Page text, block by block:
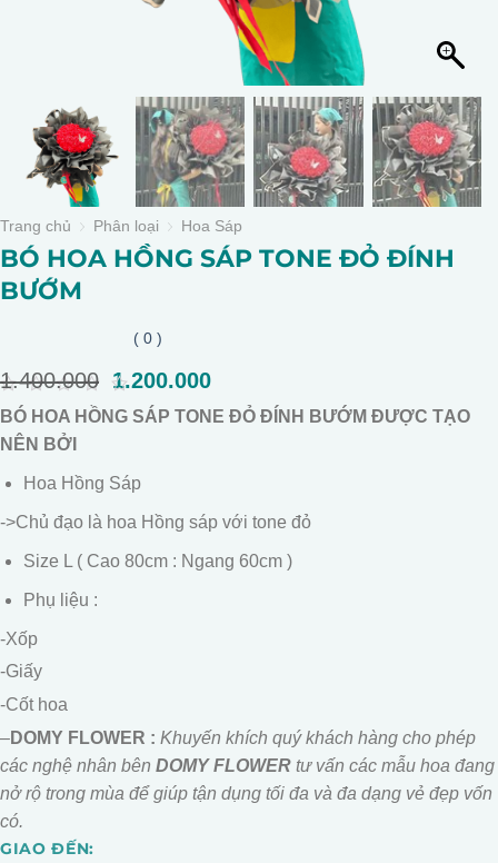
Trang chủ Phân loại Hoa Sáp
BÓ HOA HỒNG SÁP TONE ĐỎ ĐÍNH
BƯỚM
0
out
of
( 0 )
1.400.000 Giá
gốc
là:
1.200.000
hiện
tại
BÓ HOA HỒNG SÁP TONE ĐỎ ĐÍNH BƯỚM ĐƯỢC TẠO
NÊN BỞI
Hoa Hồng Sáp
->Chủ đạo là hoa Hồng sáp với tone đỏ
Size L ( Cao 80cm : Ngang 60cm )
Phụ liệu :
-Xốp
-Giấy
-Cốt hoa
–DOMY FLOWER : Khuyến khích quý khách hàng cho phép
các nghệ nhân bên DOMY FLOWER tư vấn các mẫu hoa đang
nở rộ trong mùa để giúp tận dụng tối đa và đa dạng vẻ đẹp vốn
có.
GIAO ĐẾN:
Alternative: